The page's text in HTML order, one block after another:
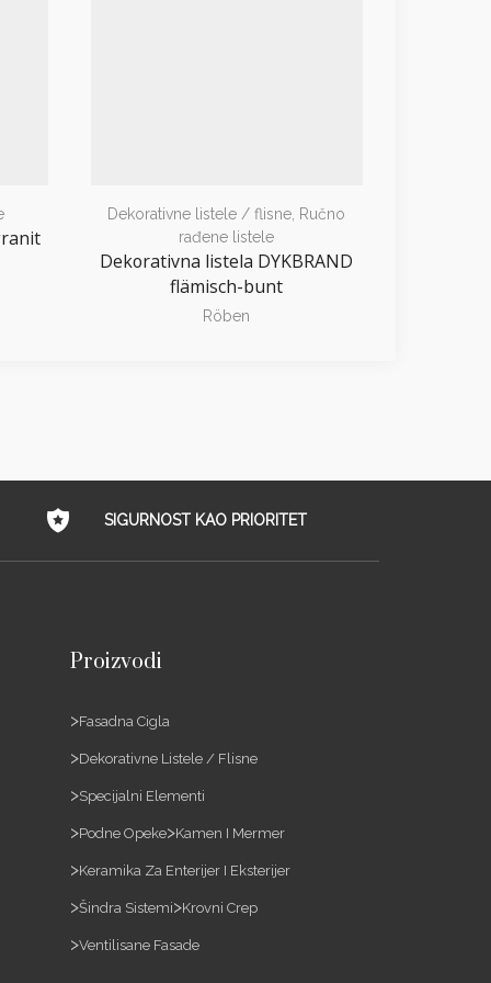
Dekorativne listele / flisne, Ručno
rađene listele
Dekorativna listela DYKBRAND
flämisch-bunt
Röben
SIGURNOST KAO PRIORITET
Proizvodi
Fasadna Cigla
Dekorativne Listele / Flisne
Specijalni Elementi
Podne Opeke Kamen I Mermer
Keramika Za Enterijer I Eksterijer
Šindra Sistemi Krovni Crep
Ventilisane Fasade